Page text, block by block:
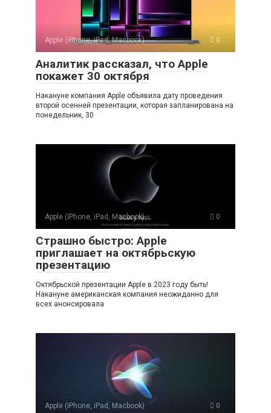
Apple (iPhone, iPad, Macbook) 0
Аналитик рассказал, что Apple
покажет 30 октября
Накануне компания Apple объявила дату проведения
второй осенней презентации, которая запланирована на
понедельник, 30
Apple (iPhone, iPad, Macbook) 0
Страшно быстро: Apple
приглашает на октябрьскую
презентацию
Октябрьской презентации Apple в 2023 году быть!
Накануне американская компания неожиданно для
всех анонсировала
Apple (iPhone, iPad, Macbook) 0